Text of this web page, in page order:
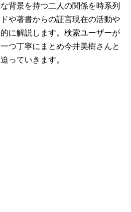
背景を持つ二人の関係を時系列
や著書からの証言現在の活動や
に解説します。検索ユーザーが
つ丁寧にまとめ今井美樹さんと
っていきます。